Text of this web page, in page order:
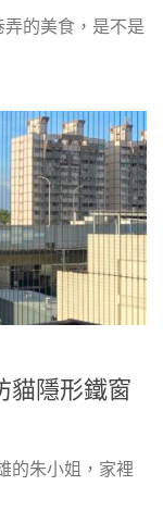
的美食，是不是
貓隱形鐵窗
的朱小姐，家裡